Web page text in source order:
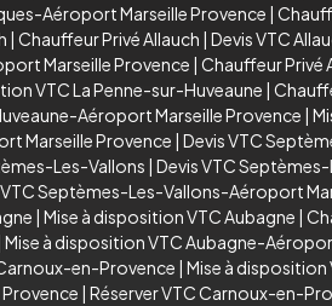
Aéroport Marseille Provence |
| Chauffeur Privé Allauch | Devis VTC
Marseille Provence | Chauffeur Privé
VTC La Penne-sur-Huveaune |
Aéroport Marseille Provence |
Marseille Provence | Devis VTC
Les-Vallons | Devis VTC
Septèmes-Les-Vallons-Aéroport
| Mise à disposition VTC Aubagne |
Mise à disposition VTC Aubagne-
en-Provence | Mise à
| Réserver VTC Carnoux-en-